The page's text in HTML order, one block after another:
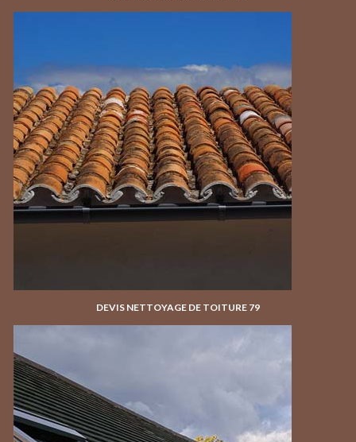
DEVIS NETTOYAGE DE TOITURE 79